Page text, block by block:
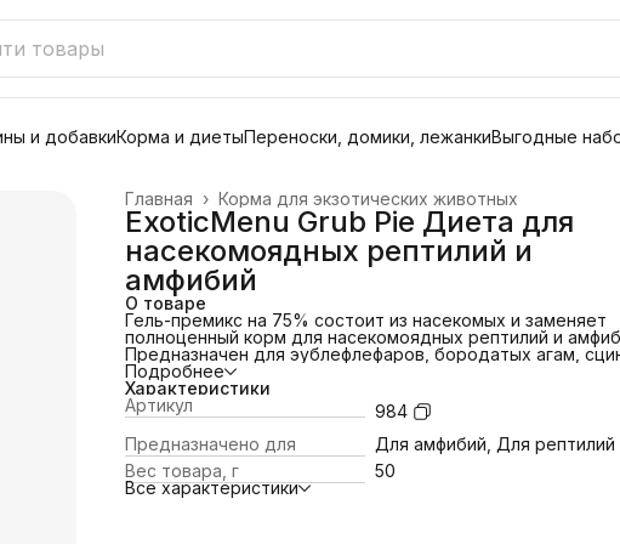
и добавкиКорма и диетыПереноски, домики, лежанкиВыгодные
Корма для экзотических животных
Главная ›
ExoticMenu Grub Pie Диета для
насекомоядных рептилий и
амфибий
О товаре
Гель-премикс на 75% состоит из насекомых и заменяет
полноценный корм для насекомоядных рептилий и
Предназначен для эублефлефаров, бородатых агам,
карликовых варанов, саламандр и других
витаминами и кальцием, имеет натуральный составВес 50
ИНСТРУКЦИЯ: Добавьте в горячую воду порошок в
соотношении 1 часть премикса к 2-3 частям воды, быстро
тщательно размешайте. Остудите смесь в холодильнике
(около 15 мин.) или сразу же перелейте в форму, гель
загустеет при комнатной температуре. Разрежьте
продукт на части или полоски. Готовую смесь следует
Подробнее
Характеристики
Артикул
984
Предназначено для
Для амфибий, Для рептилий
Вес товара, г
50
Все характеристики